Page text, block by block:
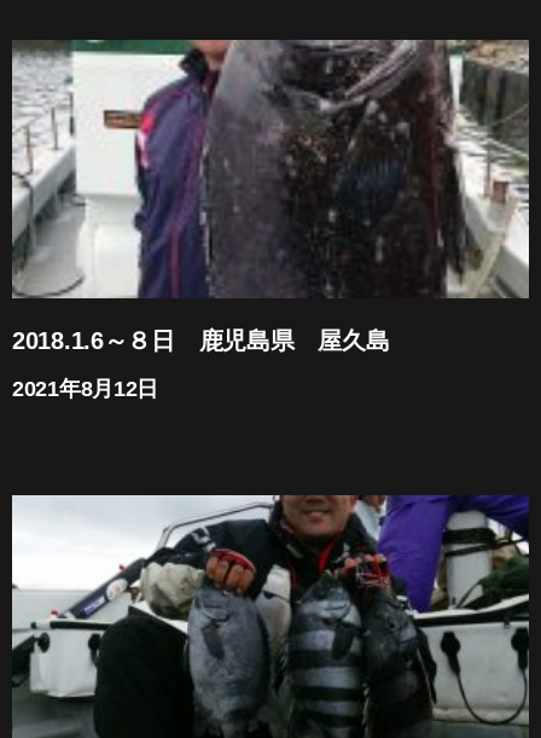
2018.1.6～８日 鹿児島県 屋久島
2021年8月12日